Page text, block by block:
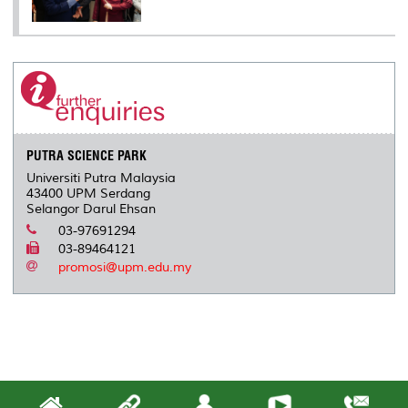
PUTRA SCIENCE PARK
Universiti Putra Malaysia
43400 UPM Serdang
Selangor Darul Ehsan
03-97691294
03-89464121
promosi@upm.edu.my